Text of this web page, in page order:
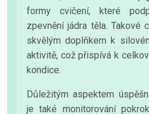
formy cvičení, které
zpevnění jádra těla. Takové
skvělým doplňkem k
aktivitě, což přispívá k
kondice.
Důležitým aspektem
je také monitorování